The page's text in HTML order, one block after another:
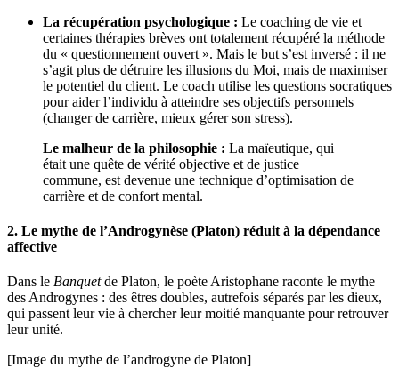
La récupération psychologique : Le coaching de vie et
certaines thérapies brèves ont totalement récupéré la méthode
du « questionnement ouvert ». Mais le but s’est inversé : il ne
s’agit plus de détruire les illusions du Moi, mais de maximiser
le potentiel du client. Le coach utilise les questions socratiques
pour aider l’individu à atteindre ses objectifs personnels
(changer de carrière, mieux gérer son stress).
Le malheur de la philosophie : La maïeutique, qui
était une quête de vérité objective et de justice
commune, est devenue une technique d’optimisation de
carrière et de confort mental.
2. Le mythe de l’Androgynèse (Platon) réduit à la dépendance
affective
Dans le Banquetde Platon, le poète Aristophane raconte le mythe
des Androgynes : des êtres doubles, autrefois séparés par les dieux,
qui passent leur vie à chercher leur moitié manquante pour retrouver
leur unité.
[Image du mythe de l’androgyne de Platon]